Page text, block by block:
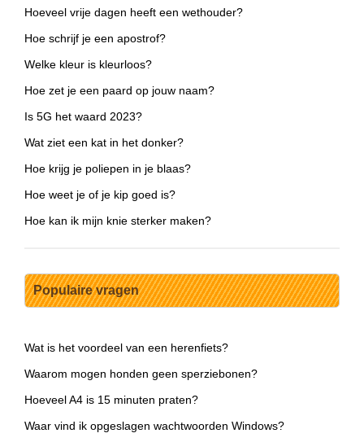
Hoeveel vrije dagen heeft een wethouder?
Hoe schrijf je een apostrof?
Welke kleur is kleurloos?
Hoe zet je een paard op jouw naam?
Is 5G het waard 2023?
Wat ziet een kat in het donker?
Hoe krijg je poliepen in je blaas?
Hoe weet je of je kip goed is?
Hoe kan ik mijn knie sterker maken?
Populaire vragen
Wat is het voordeel van een herenfiets?
Waarom mogen honden geen sperziebonen?
Hoeveel A4 is 15 minuten praten?
Waar vind ik opgeslagen wachtwoorden Windows?